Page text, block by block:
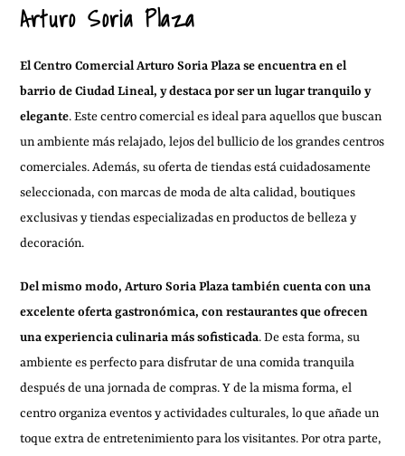
Arturo Soria Plaza
El Centro Comercial Arturo Soria Plaza se encuentra en el
barrio de Ciudad Lineal, y destaca por ser un lugar tranquilo y
elegante. Este centro comercial es ideal para aquellos que buscan
un ambiente más relajado, lejos del bullicio de los grandes centros
comerciales. Además, su oferta de tiendas está cuidadosamente
seleccionada, con marcas de moda de alta calidad, boutiques
exclusivas y tiendas especializadas en productos de belleza y
decoración.
Del mismo modo, Arturo Soria Plaza también cuenta con una
excelente oferta gastronómica, con restaurantes que ofrecen
una experiencia culinaria más sofisticada. De esta forma, su
ambiente es perfecto para disfrutar de una comida tranquila
después de una jornada de compras. Y de la misma forma, el
centro organiza eventos y actividades culturales, lo que añade un
toque extra de entretenimiento para los visitantes. Por otra parte,